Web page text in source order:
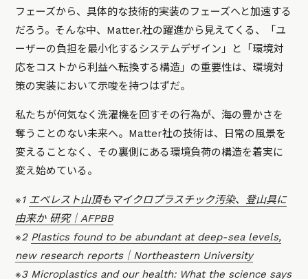
フェーズから、具体的な技術的実装のフェーズへと加速する
だろう。そんな中、Matter.社の躍進から見えてくる、「ユ
ーザーの負担を最小化するシステムデザイン」と「環境対
応をコストから利益へ転換する構造」の重要性は、環境対
策の実装において示唆を持つはずだ。
私たちが何気なく洗濯機を回すその行為が、海の豊かさを
奪うことのない未来へ。Matter社の技術は、日常の風景を
変えることなく、その裏側にある環境負荷の構造を着実に
変え始めている。
※1 エベレスト山頂もマイクロプラスチック汚染、登山具に
由来か 研究｜AFPBB
※2 Plastics found to be abundant at deep-sea levels,
new research reports｜Northeastern University
※3 Microplastics and our health: What the science says